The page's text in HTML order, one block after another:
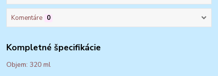
Komentáre 0
Kompletné špecifikácie
Objem: 320 ml